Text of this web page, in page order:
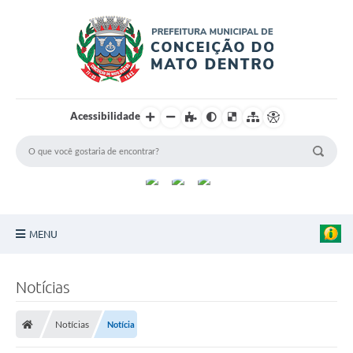
Acessibilidade
MENU
Turismo
Notícias
Notícias Notícia